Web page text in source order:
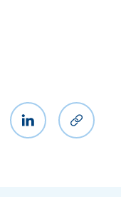
Twitterissä
Jaa LinkedInissä
Kopioi